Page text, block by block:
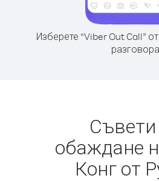
Изберете “Viber Out Call”
разговора
Съвети
обаждане
Конг от